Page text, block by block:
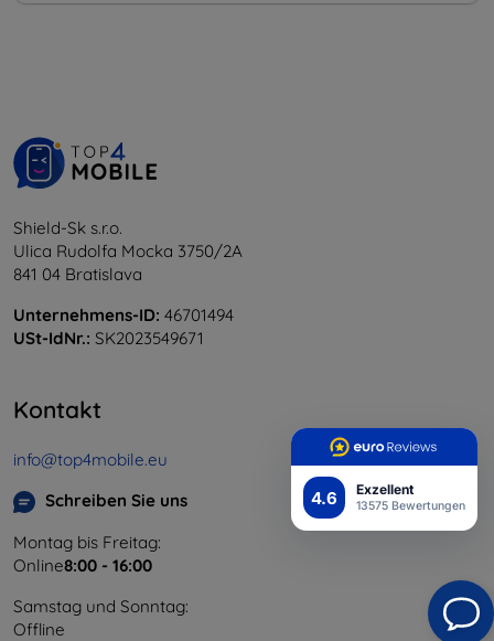
4.6 Exzellent
13575 Bewertungen
Shield-Sk s.r.o.
Ulica Rudolfa Mocka 3750/2A
841 04 Bratislava
Unternehmens-ID: 46701494
USt-IdNr.: SK2023549671
Kontakt
info@top4mobile.eu
Schreiben Sie uns
Montag bis Freitag:
Online8:00 - 16:00
Samstag und Sonntag:
Offline